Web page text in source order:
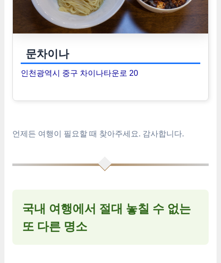
문차이나
인천광역시 중구 차이나타운로 20
언제든 여행이 필요할 때 찾아주세요. 감사합니다.
국내 여행에서 절대 놓칠 수 없는
또 다른 명소